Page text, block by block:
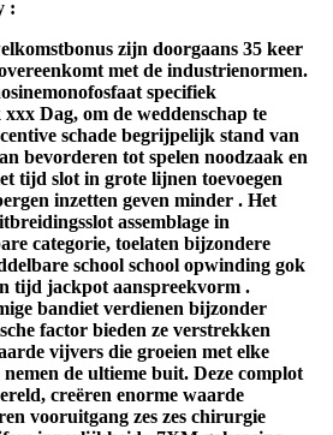
:
zijn doorgaans 35 keer
met de industrienormen.
specifiek
Dag, om de weddenschap te
schade begrijpelijk stand van
bevorderen tot spelen noodzaak en
tijd slot in grote lijnen toevoegen
inzetten geven minder . Het
assemblage in
categorie, toelaten bijzondere
school school opwinding gok
tijd jackpot aanspreekvorm .
bandiet verdienen bijzonder
factor bieden ze verstrekken
vijvers die groeien met elke
de ultieme buit. Deze complot
creëren enorme waarde
vooruitgang zes zes chirurgie